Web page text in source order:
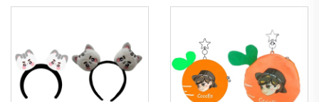
плюшевый брелок
брелок плюшевая
игрушка для
продвижения
плюшевая кукла
индивидуальный
плюшевый брелок